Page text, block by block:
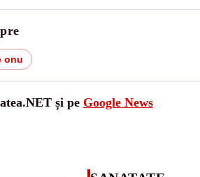
onu
și pe Google News